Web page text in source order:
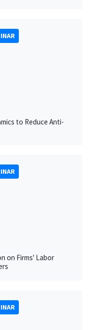
to Reduce Anti-
on Firms' Labor